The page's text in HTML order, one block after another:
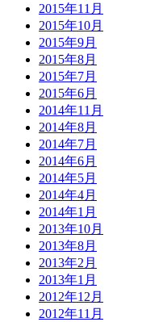
2015年11月
2015年10月
2015年9月
2015年8月
2015年7月
2015年6月
2014年11月
2014年8月
2014年7月
2014年6月
2014年5月
2014年4月
2014年1月
2013年10月
2013年8月
2013年2月
2013年1月
2012年12月
2012年11月